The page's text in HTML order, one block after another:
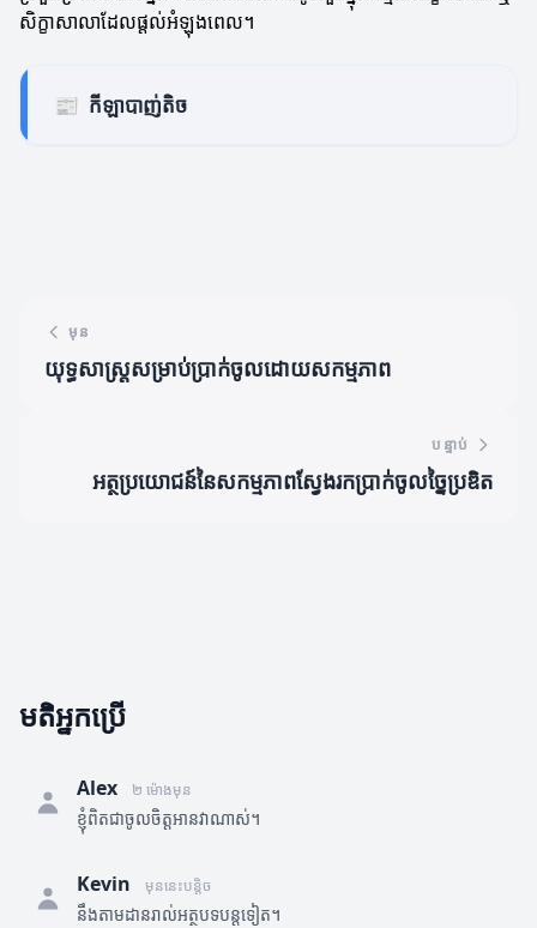
សិក្ខាសាលាដែលផ្តល់អំឡុងពេល។
📰 កីឡាបាញ់តិច
មុន
យុទ្ធសាស្ត្រសម្រាប់ប្រាក់ចូលដោយសកម្មភាព
បន្ទាប់
អត្ថប្រយោជន៍នៃសកម្មភាពស្វែងរកប្រាក់ចូលច្នៃប្រឌិត
មតិអ្នកប្រើ
Alex ២ ម៉ោងមុន
ខ្ញុំពិតជាចូលចិត្តអានវាណាស់។
Kevin មុននេះបន្តិច
នឹងតាមដានរាល់អត្ថបទបន្តទៀត។